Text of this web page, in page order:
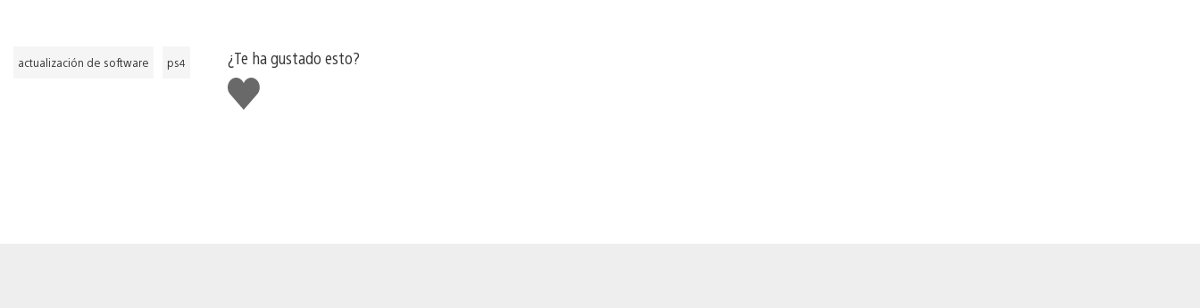
actualización de software ps4
¿Te ha gustado esto?
Me
gusta